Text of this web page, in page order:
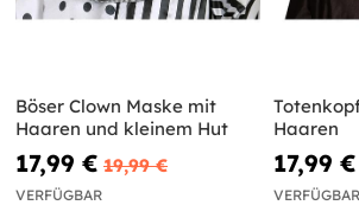
Böser Clown Maske mit
Haaren und kleinem Hut
17,99 € 19,99 €
VERFÜGBAR
Haaren
17,99 €
VERFÜGBAR